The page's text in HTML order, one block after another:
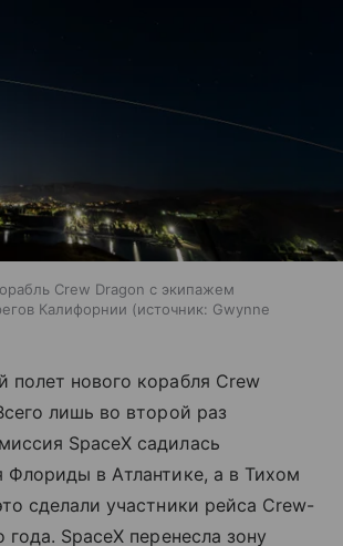
Crew Dragon с экипажем
Калифорнии
источник: Gwynne
полет нового корабля Crew
лишь во второй раз
SpaceX садилась
Флориды в Атлантике, а в Тихом
сделали участники рейса Crew-
года. SpaceX перенесла зону